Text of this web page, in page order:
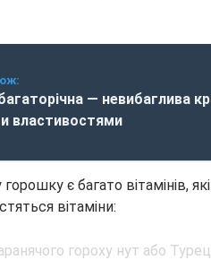
— невибаглива
властивостями
є багато вітамінів,
вітаміни: